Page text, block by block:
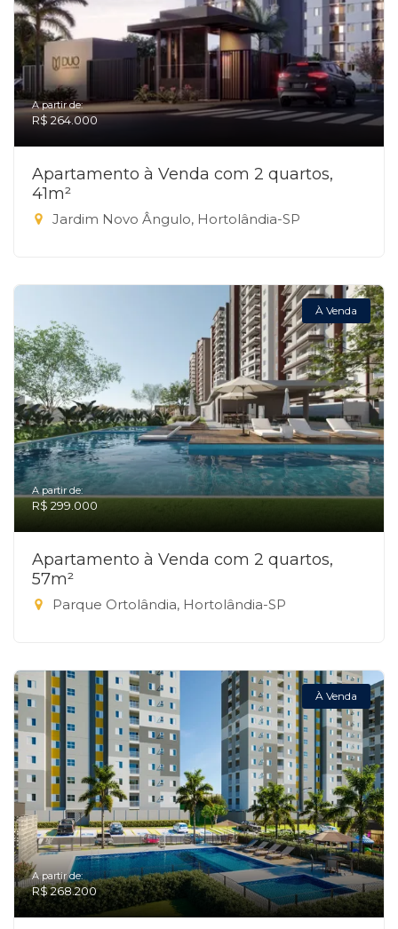
A partir de:
R$ 264.000
Apartamento à Venda com 2 quartos,
41m²
Jardim Novo Ângulo, Hortolândia-SP
À Venda
A partir de:
R$ 299.000
Apartamento à Venda com 2 quartos,
57m²
Parque Ortolândia, Hortolândia-SP
À Venda
A partir de:
R$ 268.200